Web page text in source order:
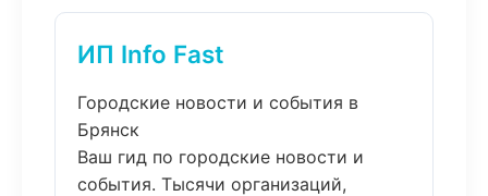
ИП Info Fast
Городские новости и события в
Брянск
Ваш гид по городские новости и
события. Тысячи организаций,